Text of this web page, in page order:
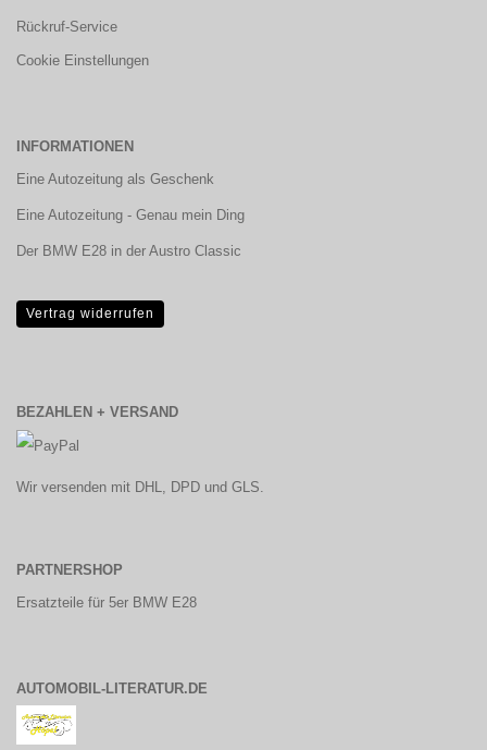
Rückruf-Service
Cookie Einstellungen
INFORMATIONEN
Eine Autozeitung als Geschenk
Eine Autozeitung - Genau mein Ding
Der BMW E28 in der Austro Classic
Vertrag widerrufen
BEZAHLEN + VERSAND
Wir versenden mit DHL, DPD und GLS.
PARTNERSHOP
Ersatzteile für 5er BMW E28
AUTOMOBIL-LITERATUR.DE